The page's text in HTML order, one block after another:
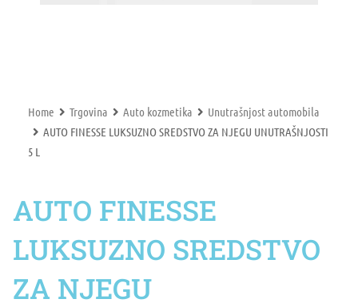
Home Trgovina Auto kozmetika
Unutrašnjost automobila
AUTO FINESSE LUKSUZNO SREDSTVO ZA NJEGU UNUTRAŠNJOSTI
5 L
AUTO FINESSE
LUKSUZNO SREDSTVO
ZA NJEGU